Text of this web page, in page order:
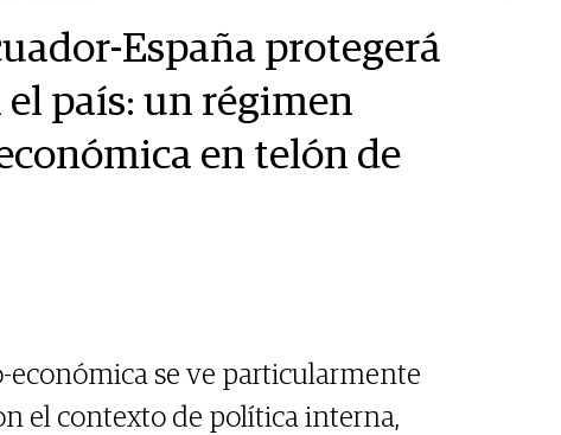
España protegerá
país: un régimen
en telón de
se ve particularmente
el contexto de política interna,